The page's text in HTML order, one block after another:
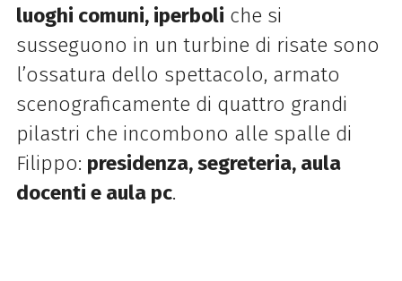
luoghi comuni, iperboli che si
susseguono in un turbine di risate sono
l’ossatura dello spettacolo, armato
scenograficamente di quattro grandi
pilastri che incombono alle spalle di
Filippo: presidenza, segreteria, aula
docenti e aula pc.